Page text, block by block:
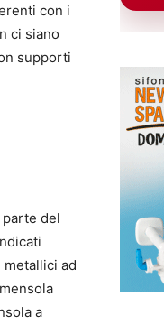
con i
ci siano
supporti
del
ad
a